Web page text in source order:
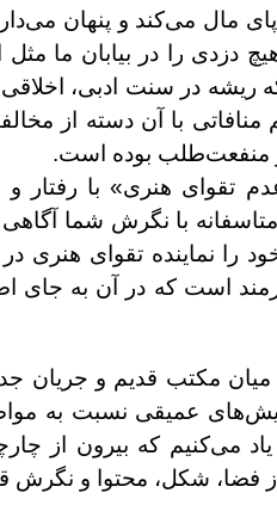
مال می‌کند و پنهان
را در بیابان ما
ریشه در سنت ادبی،
با آن دسته از مخالفت
و منفعت‌طلب بوده است.
تقوای هنری» با رفتار
با نگرش شما آگاهی
را نماینده تقوای هنری
است که در آن به جای
میان مکتب قدیم و جریان
عمیقی نسبت به
می‌کنیم که بیرون از
شکل، محتوا و نگرش